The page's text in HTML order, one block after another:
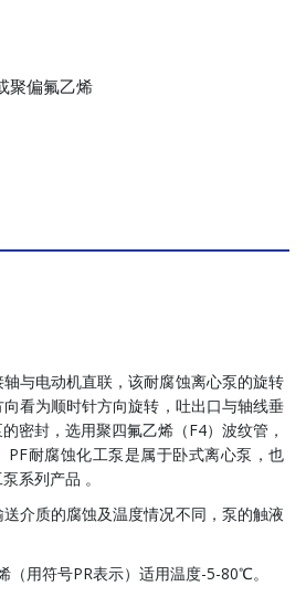
聚偏氟乙烯
与电动机直联，该耐腐蚀离心泵的旋转
看为顺时针方向旋转，吐出口与轴线垂
密封，选用聚四氟乙烯（F4）波纹管，
PF耐腐蚀化工泵是属于卧式离心泵，也
系列产品 。
介质的腐蚀及温度情况不同，泵的触液
（用符号PR表示）适用温度-5-80℃。